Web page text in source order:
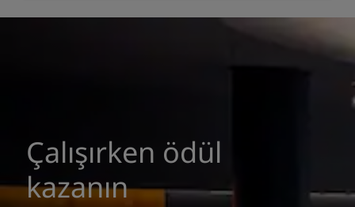
Çalışırken ödül
kazanın